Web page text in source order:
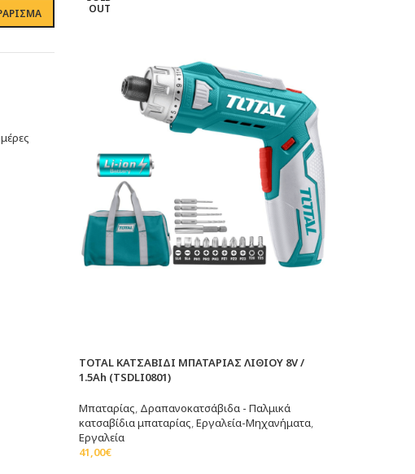
OUT
TOTAL ΚΑΤΣΑΒΙΔΙ ΜΠΑΤΑΡΙΑΣ ΛΙΘΙΟΥ 8V /
1.5Ah (TSDLI0801)
Μπαταρίας, Δραπανοκατσάβιδα - Παλμικά
κατσαβίδια μπαταρίας,Εργαλεία-Μηχανήματα,
Εργαλεία
41,00€